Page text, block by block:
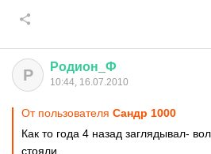
Р Родион Ф
10:44, 16.07.2010
От пользователя Сандр 1000
Как то года 4 назад заглядывал-
стояли.